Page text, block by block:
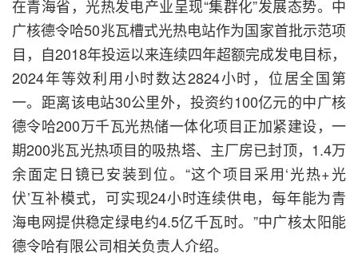
在青海省，光热发电产业呈现“集群化”发展态势。中
广核德令哈50兆瓦槽式光热电站作为国家首批示范项
目，自2018年投运以来连续四年超额完成发电目标，
2024年等效利用小时数达2824小时，位居全国第
一。距离该电站30公里外，投资约100亿元的中广核
德令哈200万千瓦光热储一体化项目正加紧建设，一
期200兆瓦光热项目的吸热塔、主厂房已封顶，1.4万
余面定日镜已安装到位。“这个项目采用‘光热+光
伏’互补模式，可实现24小时连续供电，每年能为青
海电网提供稳定绿电约4.5亿千瓦时。”中广核太阳能
德令哈有限公司相关负责人介绍。